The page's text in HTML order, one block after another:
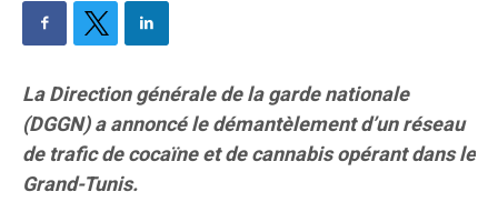
La Direction générale de la garde nationale
(DGGN) a annoncé le démantèlement d’un réseau
de trafic de cocaïne et de cannabis opérant dans le
Grand-Tunis.